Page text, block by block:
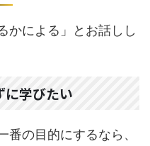
かによる」とお話しし
に学びたい
番の目的にするなら、